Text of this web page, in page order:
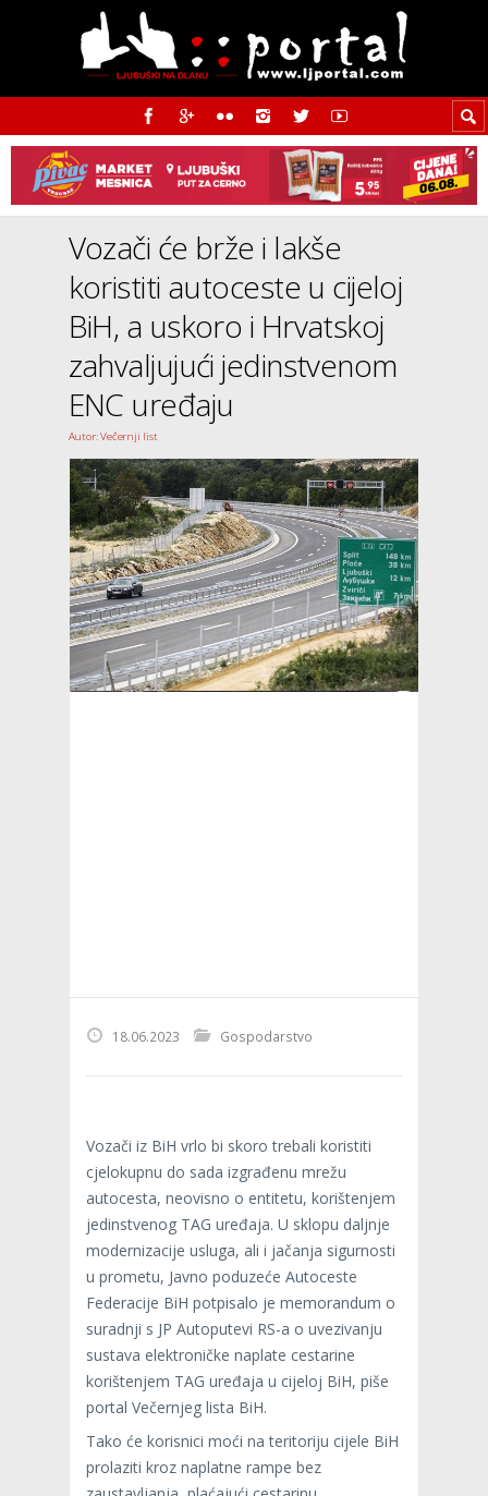
Vozači će brže i lakše
koristiti autoceste u cijeloj
BiH, a uskoro i Hrvatskoj
zahvaljujući jedinstvenom
ENC uređaju
Autor: Večernji list
18.06.2023 Gospodarstvo
Vozači iz BiH vrlo bi skoro trebali koristiti
cjelokupnu do sada izgrađenu mrežu
autocesta, neovisno o entitetu, korištenjem
jedinstvenog TAG uređaja. U sklopu daljnje
modernizacije usluga, ali i jačanja sigurnosti
u prometu, Javno poduzeće Autoceste
Federacije BiH potpisalo je memorandum o
suradnji s JP Autoputevi RS-a o uvezivanju
sustava elektroničke naplate cestarine
korištenjem TAG uređaja u cijeloj BiH, piše
portal Večernjeg lista BiH.
Tako će korisnici moći na teritoriju cijele BiH
prolaziti kroz naplatne rampe bez